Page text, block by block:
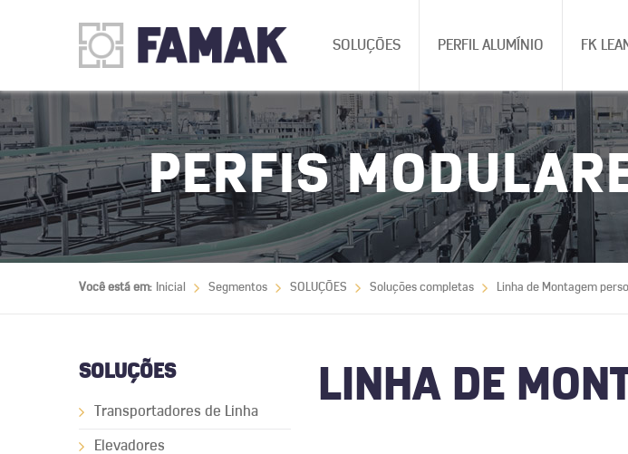
SOLUÇÕES PERFIL ALUMÍNIO FK
PERFIS
Você está em: Inicial Segmentos SOLUÇÕES Soluções completas Linha de Montagem
SOLUÇÕES
Transportadores de Linha
Elevadores
LINHA DE